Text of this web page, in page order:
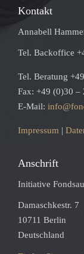
Kontakt
Annabell
Tel. Backoffice
Tel. Beratung
Fax: +49 (0)30 –
E-Mail:
Impressum |
Anschrift
Initiative
Damaschkestr. 7
10711 Berlin
Deutschland